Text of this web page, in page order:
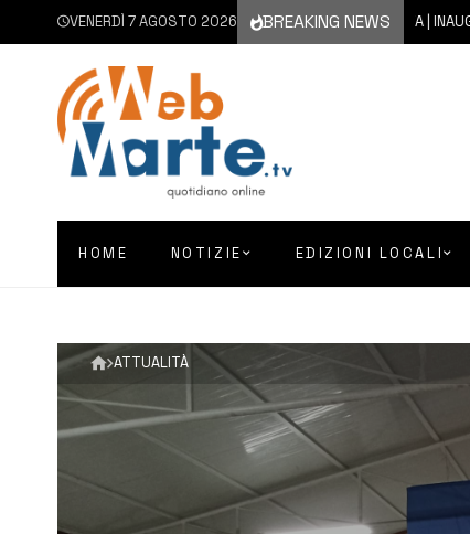
VENERDÌ 7 AGOSTO 2026 BREAKING NEWS
7 AGOSTO 2026 AUGUSTA |
HOME NOTIZIE EDIZIONI LOCALI
ATTUALITÀ